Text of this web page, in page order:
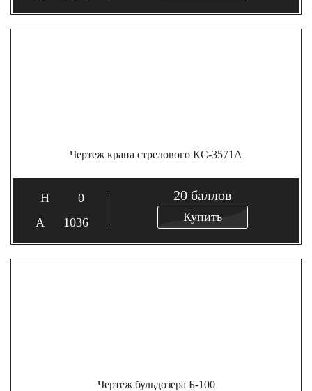
Чертеж крана стрелового КС-3571А
0
1036
20 баллов
Купить
Чертеж бульдозера Б-100